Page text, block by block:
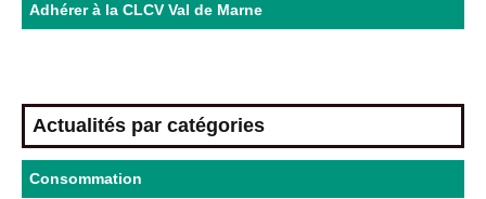
Adhérer à la CLCV Val de Marne
Actualités par catégories
Consommation